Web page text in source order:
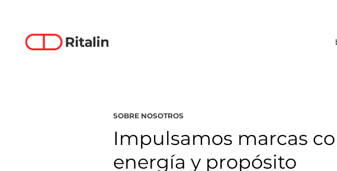
SOBRE NOSOTROS
Impulsamos marcas
energía y propósito